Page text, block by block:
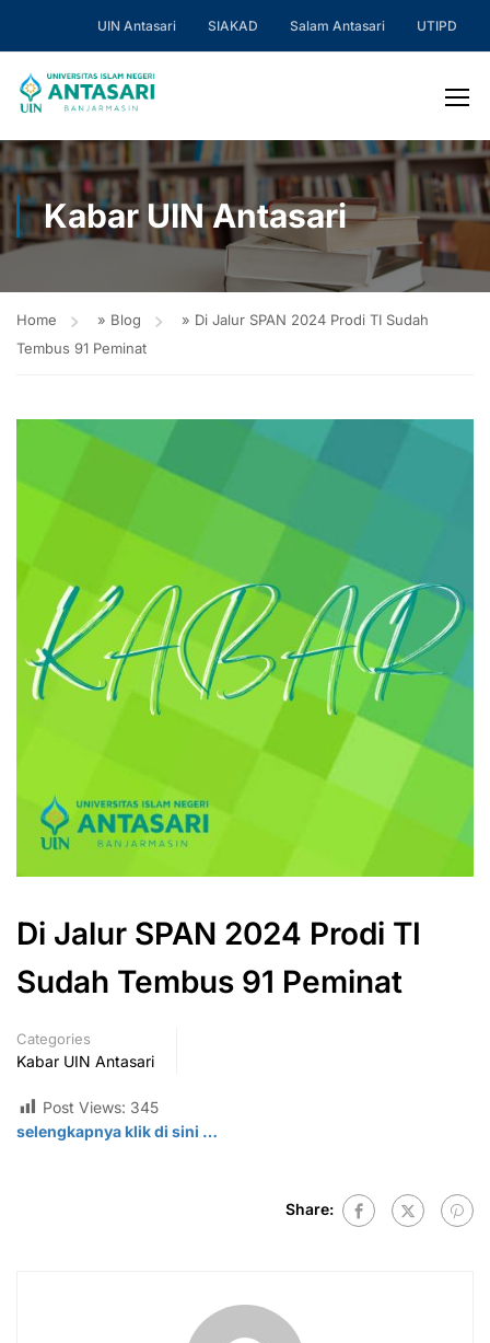
UIN Antasari SIAKAD Salam Antasari UTIPD
Kabar UIN Antasari
Home » Blog » Di Jalur SPAN 2024 Prodi TI Sudah
Tembus 91 Peminat
Di Jalur SPAN 2024 Prodi TI
Sudah Tembus 91 Peminat
Categories
Kabar UIN Antasari
Post Views: 345
selengkapnya klik di sini …
Share: